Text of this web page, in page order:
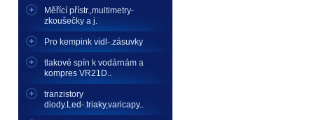
Měřící přístr.,multimetry-
zkoušečky a j.
Pro kempink vidl-.zásuvky
tlakové spín k vodárnám a
kompres VR21D..
tranzistory
diody.Led-.triaky,varicapy..